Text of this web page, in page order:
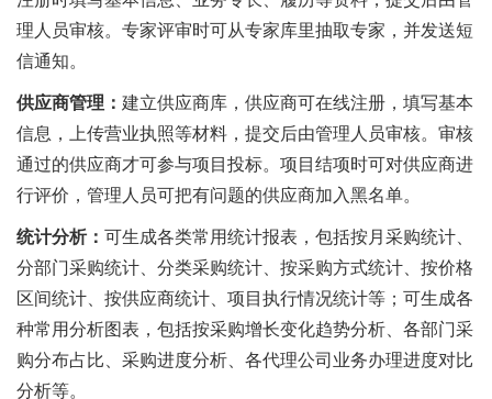
理人员审核。专家评审时可从专家库里抽取专家，并发送短
信通知。
供应商管理： 建立供应商库，供应商可在线注册，填写基本
信息，上传营业执照等材料，提交后由管理人员审核。审核
通过的供应商才可参与项目投标。项目结项时可对供应商进
行评价，管理人员可把有问题的供应商加入黑名单。
统计分析： 可生成各类常用统计报表，包括按月采购统计、
分部门采购统计、分类采购统计、按采购方式统计、按价格
区间统计、按供应商统计、项目执行情况统计等；可生成各
种常用分析图表，包括按采购增长变化趋势分析、各部门采
购分布占比、采购进度分析、各代理公司业务办理进度对比
分析等。